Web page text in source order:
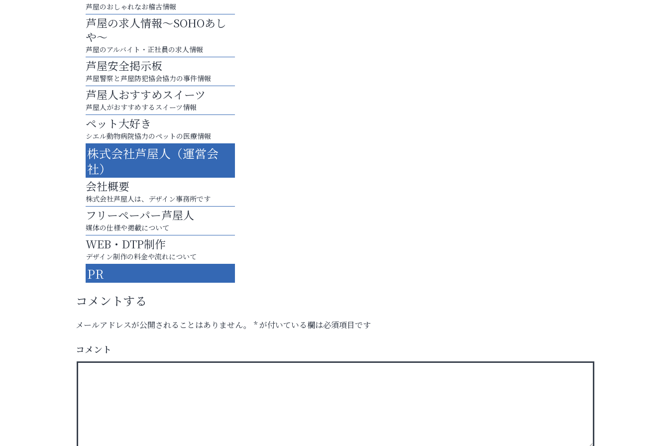
ール
英語で育つ、世界が広がる！
Y-SPIRAL（ワイスパイラル）
運動不足「動かない」を解消しませんか？
芦屋のおしゃれなお稽古情報
芦屋の求人情報～SOHOあし
や～
芦屋のアルバイト・正社員の求人情報
芦屋安全掲示板
芦屋警察と芦屋防犯協会協力の事件情報
芦屋人おすすめスイーツ
芦屋人がおすすめするスイーツ情報
ペット大好き
シエル動物病院協力のペットの医療情報
株式会社芦屋人（運営会
社）
会社概要
株式会社芦屋人は、デザイン事務所です
フリーペーパー芦屋人
媒体の仕様や掲載について
WEB・DTP制作
デザイン制作の料金や流れについて
PR
コメントする
メールアドレスが公開されることはありません。 *が付いている欄は必須項目です
コメント